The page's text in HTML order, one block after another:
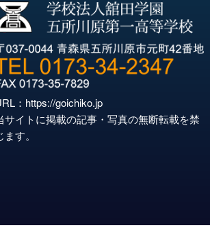
： https://goichiko.jp
サイトに掲載の記事・写真の無断転載を禁
ます。